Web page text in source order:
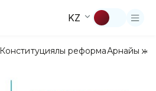
KZ
Конституциялық реформаАрнайы